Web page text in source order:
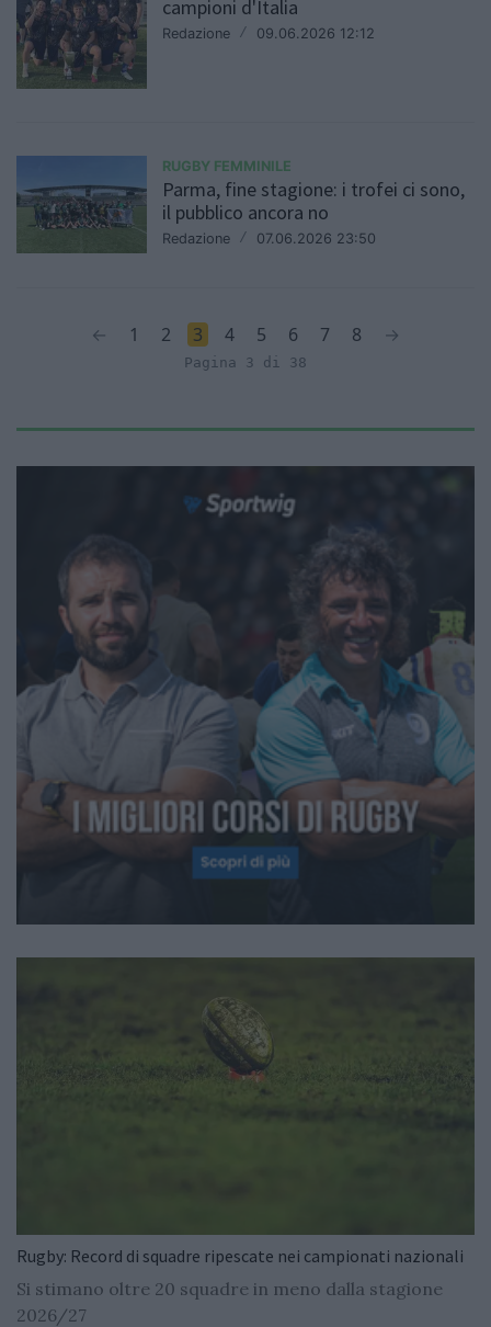
campioni d'Italia
Redazione / 09.06.2026 12:12
RUGBY FEMMINILE
Parma, fine stagione: i trofei ci sono,
il pubblico ancora no
Redazione / 07.06.2026 23:50
← 1 2 3 4 5 6 7 8 →
Pagina 3 di 38
Rugby: Record di squadre ripescate nei campionati nazionali
Si stimano oltre 20 squadre in meno dalla stagione
2026/27